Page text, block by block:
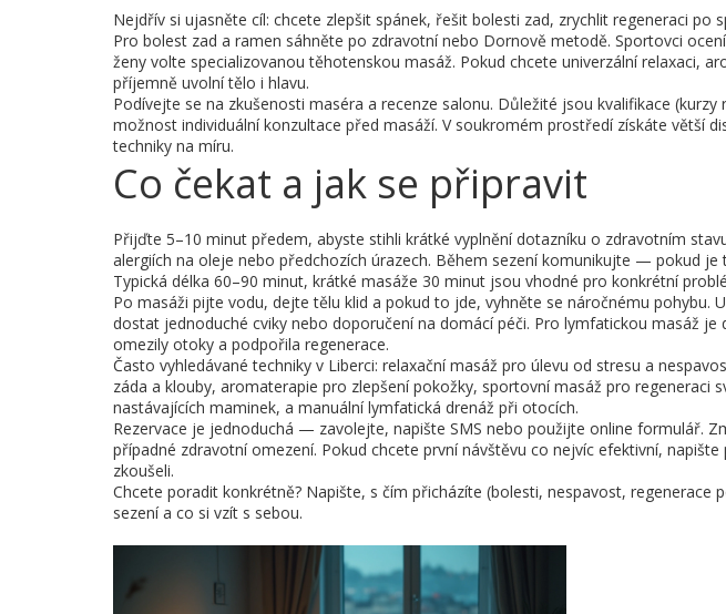
Nejdřív si ujasněte cíl: chcete zlepšit spánek, řešit bolesti zad, zrychlit regeneraci po
Pro bolest zad a ramen sáhněte po zdravotní nebo Dornově metodě. Sportovci
ženy volte specializovanou těhotenskou masáž. Pokud chcete univerzální relaxaci,
příjemně uvolní tělo i hlavu.
Podívejte se na zkušenosti maséra a recenze salonu. Důležité jsou kvalifikace
možnost individuální konzultace před masáží. V soukromém prostředí získáte větší
techniky na míru.
Co čekat a jak se připravit
Přijďte 5–10 minut předem, abyste stihli krátké vyplnění dotazníku o zdravotním
alergiích na oleje nebo předchozích úrazech. Během sezení komunikujte — pokud je
Typická délka 60–90 minut, krátké masáže 30 minut jsou vhodné pro konkrétní
Po masáži pijte vodu, dejte tělu klid a pokud to jde, vyhněte se náročnému pohybu.
dostat jednoduché cviky nebo doporučení na domácí péči. Pro lymfatickou masáž
omezily otoky a podpořila regenerace.
Často vyhledávané techniky v Liberci: relaxační masáž pro úlevu od stresu a
záda a klouby, aromaterapie pro zlepšení pokožky, sportovní masáž pro regeneraci
nastávajících maminek, a manuální lymfatická drenáž při otocích.
Rezervace je jednoduchá — zavolejte, napište SMS nebo použijte online formulář.
případné zdravotní omezení. Pokud chcete první návštěvu co nejvíc efektivní,
zkoušeli.
Chcete poradit konkrétně? Napište, s čím přicházíte (bolesti, nespavost, regenerace
sezení a co si vzít s sebou.